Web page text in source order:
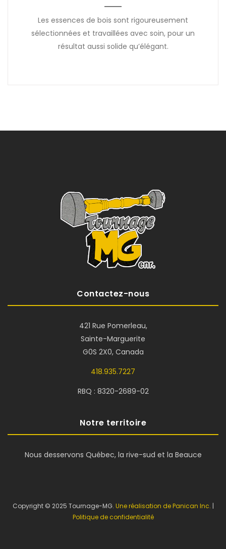
Les essences de bois sont rigoureusement
sélectionnées et travaillées avec soin, pour un
résultat aussi solide qu’élégant.
Contactez-nous
421 Rue Pomerleau,
Sainte-Marguerite
G0S 2X0, Canada
418.935.7227
RBQ : 8320-2689-02
Notre territoire
Nous desservons Québec, la rive-sud et la Beauce
Copyright © 2025 Tournage-MG. Une réalisation de Panican Inc. |
Politique de confidentialité